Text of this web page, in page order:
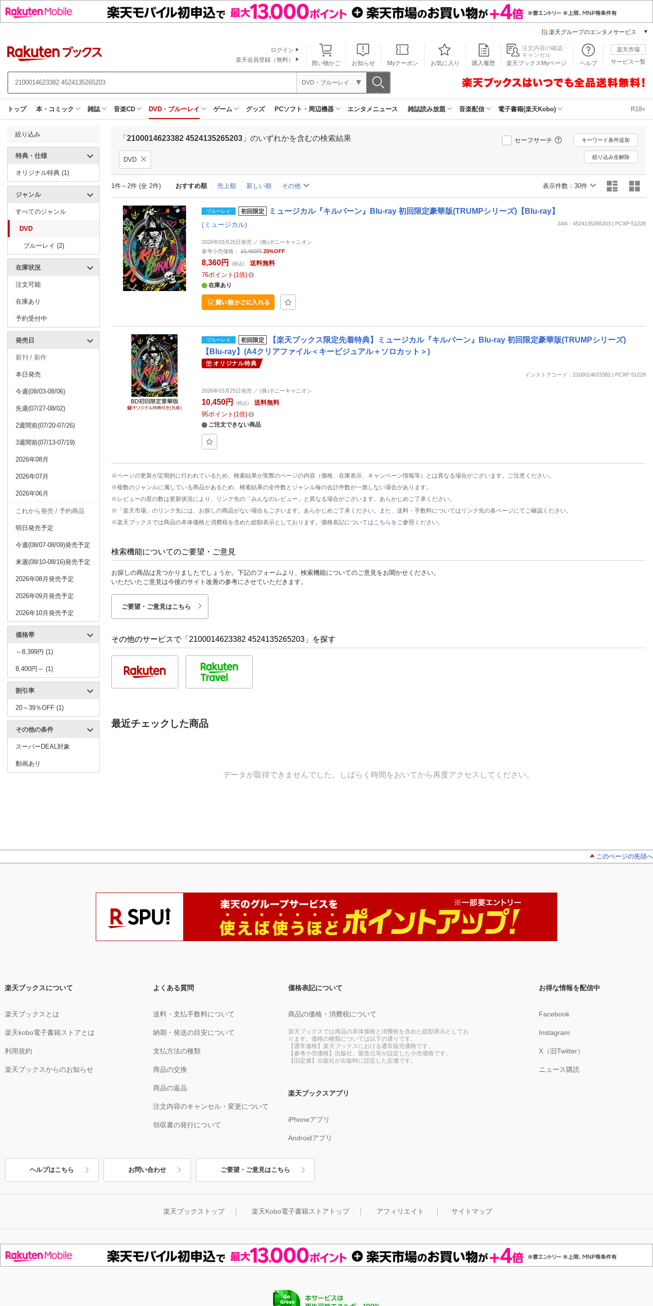
楽天グループのエンタメサービス
本/ゲーム/CD/DVD
楽天ブックス
楽天Kobo
動画配信
楽天TV
動画配信ガイド
無料テレビ
買い物かご お知らせ Myクーポン お気に入り 購入履歴
注文内容の確認・
キャンセル
楽天ブックスMyページ
ヘルプ
楽天市場
サービス一覧
ログイン
楽天会員登録（無料）
DVD・ブルーレイ
トップ 本・コミック 雑誌 音楽CD DVD・ブルーレイ ゲーム グッズ PCソフト・周辺機器 エンタメニュース 雑誌読み放題 音楽配信 電子書籍(楽天Kobo) R18+
絞り込み
特典・仕様
オリジナル特典 (1)
ジャンル
すべてのジャンル
DVD
ブルーレイ (2)
在庫状況
注文可能
在庫あり
予約受付中
発売日
新刊 / 新作
本日発売
今週(08/03-08/06)
先週(07/27-08/02)
2週間前(07/20-07/26)
3週間前(07/13-07/19)
2026年08月
2026年07月
2026年06月
これから発売 / 予約商品
明日発売予定
今週(08/07-08/09)発売予定
来週(08/10-08/16)発売予定
2026年08月発売予定
2026年09月発売予定
2026年10月発売予定
価格帯
～8,399円 (1)
8,400円～ (1)
割引率
20～39％OFF (1)
その他の条件
スーパーDEAL対象
動画あり
「 2100014623382 4524135265203 」のいずれかを含むの検索結果 セーフサーチ キーワード条件追加
DVD 絞り込み全解除
1件～2件 (全 2件) おすすめ順 売上順 新しい順 その他 表示件数： 30件
ブルーレイ 初回限定 ミュージカル『キルバーン』Blu-ray 初回限定豪華版(TRUMPシリーズ)【Blu-ray】
(ミュージカル) JAN：4524135265203 | PCXP-51228
2026年03月25日発売 ／ (株)ポニーキャニオン
参考小売価格：
10,450円 20%OFF
8,360円 (税込)
送料無料
76ポイント 1倍
在庫あり
ブルーレイ 初回限定
【楽天ブックス限定先着特典】ミュージカル『キルバーン』Blu-ray 初回限定豪華版(TRUMPシリーズ)
【Blu-ray】(A4クリアファイル＜キービジュアル＋ソロカット＞)
オリジナル特典
インストアコード：2100014623382 | PCXP-51228
2026年03月25日発売 ／ (株)ポニーキャニオン
10,450円 (税込)
送料無料
95ポイント 1倍
ご注文できない商品
※ページの更新が定期的に行われているため、検索結果が実際のページの内容（価格、在庫表示、キャンペーン情報等）とは異なる場合がございます。ご注意ください。
※複数のジャンルに属している商品があるため、検索結果の全件数とジャンル毎の合計件数が一致しない場合があります。
※レビューの星の数は更新状況により、リンク先の「みんなのレビュー」と異なる場合がございます。あらかじめご了承ください。
※「楽天市場」のリンク先には、お探しの商品がない場合もございます。あらかじめご了承ください。また、送料・手数料についてはリンク先の各ページにてご確認ください。
※楽天ブックスでは商品の本体価格と消費税を含めた総額表示としております。価格表記については こちら をご参照ください。
検索機能についてのご要望・ご意見
お探しの商品は見つかりましたでしょうか。下記のフォームより、検索機能についてのご意見をお聞かせください。
いただいたご意見は今後のサイト改善の参考にさせていただきます。
ご要望・ご意見はこちら
その他のサービスで「2100014623382 4524135265203」を探す
最近チェックした商品
データが取得できませんでした。しばらく時間をおいてから再度アクセスしてください。
このページの先頭へ
楽天ブックスについて
楽天ブックスとは
楽天kobo電子書籍ストアとは
利用規約
楽天ブックスからのお知らせ
よくある質問
送料・支払手数料について
納期・発送の目安について
支払方法の種類
商品の交換
商品の返品
注文内容のキャンセル・変更について
領収書の発行について
価格表記について
商品の価格・消費税について
楽天ブックスでは商品の本体価格と消費税を含めた総額表示としてお
ります。価格の種類については以下の通りです。
【通常価格】楽天ブックスにおける通常販売価格です。
【参考小売価格】出版社、製造元等が設定した小売価格です。
【旧定価】出版社が出版時に設定した定価です。
楽天ブックスアプリ
iPhoneアプリ
Androidアプリ
お得な情報を配信中
Facebook
Instagram
X（旧Twitter）
ニュース購読
ヘルプはこちら お問い合わせ ご要望・ご意見はこちら
楽天ブックストップ 楽天Kobo電子書籍ストアトップ アフィリエイト サイトマップ